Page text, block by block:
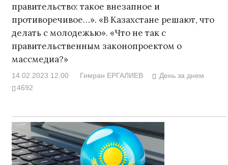
правительство: такое внезапное и
противоречивое…». «В Казахстане решают, что
делать с молодежью». «Что не так с
правительственным законопроектом о
массмедиа?»
14.02.2023 12:00 Гимран ЕРГАЛИЕВ
День за днем
4692